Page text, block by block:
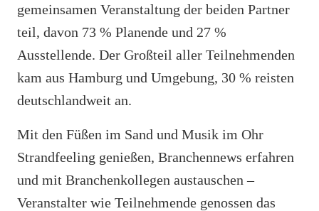
gemeinsamen Veranstaltung der beiden Partner
teil, davon 73 % Planende und 27 %
Ausstellende. Der Großteil aller Teilnehmenden
kam aus Hamburg und Umgebung, 30 % reisten
deutschlandweit an.
Mit den Füßen im Sand und Musik im Ohr
Strandfeeling genießen, Branchennews erfahren
und mit Branchenkollegen austauschen –
Veranstalter wie Teilnehmende genossen das